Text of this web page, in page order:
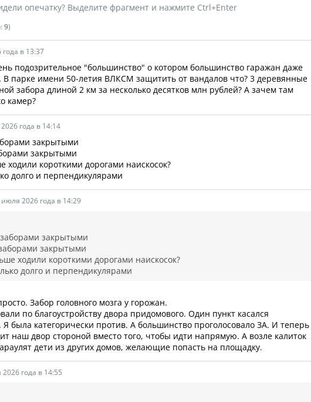
опечатку? Выделите фрагмент и нажмите Ctrl+Enter
9)
в 13:37
подозрительное "большинство" о котором большинство гаражан даже
парке имени 50-летия ВЛКСМ защитить от вандалов что? 3 деревянные
забора длиной 2 км за несколько десятков млн рублей? А зачем там
камер?
года в 14:14
закрытыми
закрытыми
ходили короткими дорогами наискосок?
долго и перпендикулярами
2026 года в 14:29
закрытыми
закрытыми
ходили короткими дорогами наискосок?
долго и перпендикулярами
Забор головного мозга у горожан.
по благоустройству двора придомового. Один пункт касался
Я была категорически против. А большинство проголосовало ЗА. И теперь
наш двор стороной вместо того, чтобы идти напрямую. А возле калиток
дети из других домов, желающие попасть на площадку.
года в 14:55